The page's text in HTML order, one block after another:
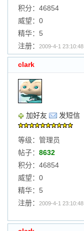
积分：46854
威望：0
精华：5
注册：
2009-4-1 23:10:48
clark
加好友 发短信
等级：管理员
帖子： 8632
积分：46854
威望：0
精华：5
注册：
2009-4-1 23:10:48